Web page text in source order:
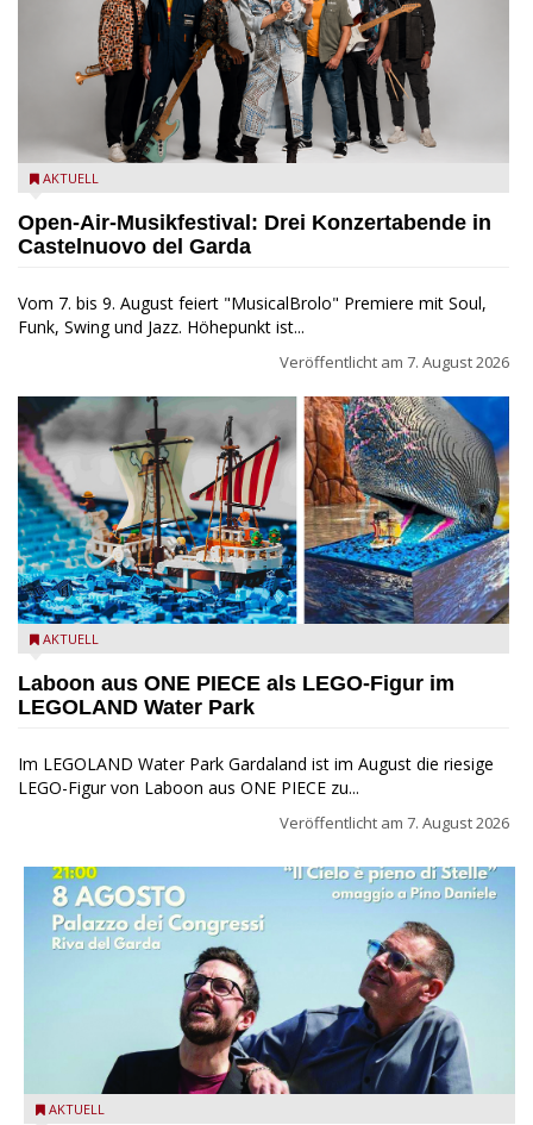
Castelnuovo del Garda: Die "Dirotta su Cuba" zu Gast beim
AKTUELL
Open-Air-Musikfestival: Drei Konzertabende in
Castelnuovo del Garda
Vom 7. bis 9. August feiert "MusicalBrolo" Premiere mit Soul,
Funk, Swing und Jazz. Höhepunkt ist...
Veröffentlicht am 7. August 2026
Laboon aus ONE PIECE als LEGO-Figur im LEGOLAND Water
AKTUELL
Laboon aus ONE PIECE als LEGO-Figur im
LEGOLAND Water Park
Im LEGOLAND Water Park Gardaland ist im August die riesige
LEGO-Figur von Laboon aus ONE PIECE zu...
Veröffentlicht am 7. August 2026
Fabrizio Bosso & Julian Oliver Mazzariello zu Gast beim Garda
AKTUELL